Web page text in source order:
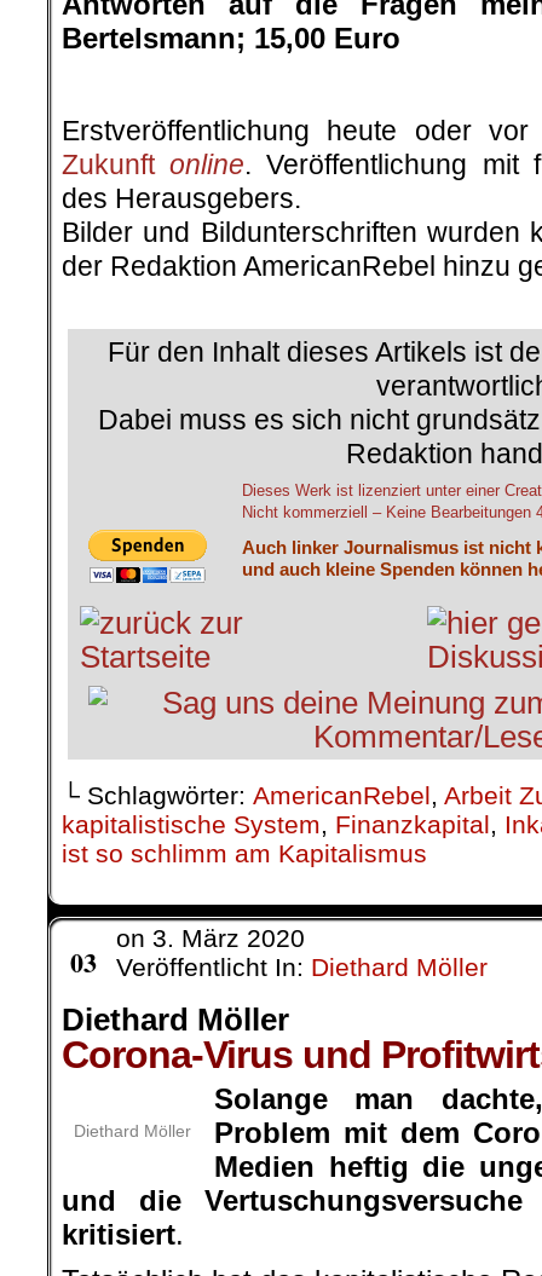
Bertelsmann; 15,00 Euro
Erstveröffentlichung heute oder
Zukunftonline. Veröffentlichung mit
des Herausgebers.
Bilder und Bildunterschriften wurden
der Redaktion AmericanRebel hinzu
Für den Inhalt dieses Artikels ist
Dabei muss es sich nicht
Redaktion
Dieses Werk ist lizenziert unter einer
Nicht kommerziell – Keine Bearbeitungen
Auch linker Journalismus ist nicht
und auch kleine Spenden können
└ Schlagwörter: AmericanRebel, Arbeit
kapitalistische System, Finanzkapital,
ist so schlimm am Kapitalismus
03
on 3. März 2020
Veröffentlicht In: Diethard Möller
Diethard Möller
Corona-Virus und
Diethard Möller
Solange man
Problem mit dem
Medien heftig die
und die
kritisiert.